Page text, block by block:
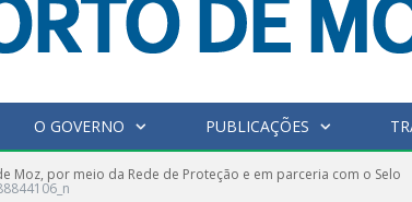
O GOVERNO PUBLICAÇÕES
Moz, por meio da Rede de Proteção e em parceria com o Selo